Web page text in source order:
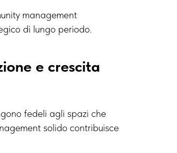
management
di lungo periodo.
e crescita
fedeli agli spazi che
solido contribuisce